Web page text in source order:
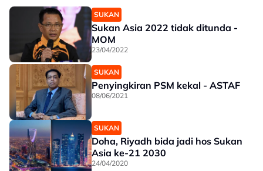
SUKAN
Sukan Asia 2022 tidak ditunda -
MOM
23/04/2022
SUKAN
Penyingkiran PSM kekal - ASTAF
08/06/2021
SUKAN
Doha, Riyadh bida jadi hos Sukan
Asia ke-21 2030
24/04/2020